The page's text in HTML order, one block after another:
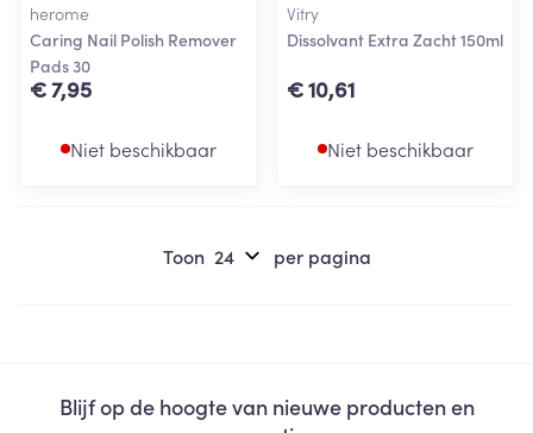
herome
Caring Nail Polish Remover
Pads 30
€ 7,95
Niet beschikbaar
Vitry
Dissolvant Extra Zacht 150ml
€ 10,61
Niet beschikbaar
Toon per pagina
Blijf op de hoogte van nieuwe producten en